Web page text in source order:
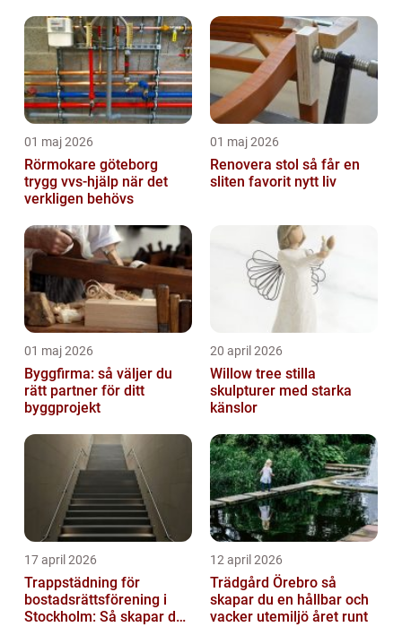
01 maj 2026
Rörmokare göteborg
trygg vvs-hjälp när det
verkligen behövs
01 maj 2026
Renovera stol så får en
sliten favorit nytt liv
01 maj 2026
Byggfirma: så väljer du
rätt partner för ditt
byggprojekt
20 april 2026
Willow tree stilla
skulpturer med starka
känslor
17 april 2026
Trappstädning för
bostadsrättsförening i
Stockholm: Så skapar du
12 april 2026
Trädgård Örebro så
skapar du en hållbar och
vacker utemiljö året runt